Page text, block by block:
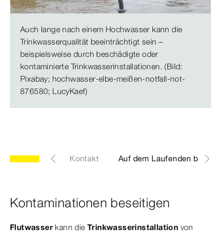
Auch lange nach einem Hochwasser kann die
Trinkwasserqualität beeinträchtigt sein –
beispielsweise durch beschädigte oder
kontaminierte Trinkwasserinstallationen. (Bild:
Pixabay; hochwasser-elbe-meißen-notfall-not-
876580; LucyKaef)
Betrieb Kontakt Auf dem Laufenden
Kontaminationen beseitigen
Flutwasser kann dieTrinkwasserinstallation von